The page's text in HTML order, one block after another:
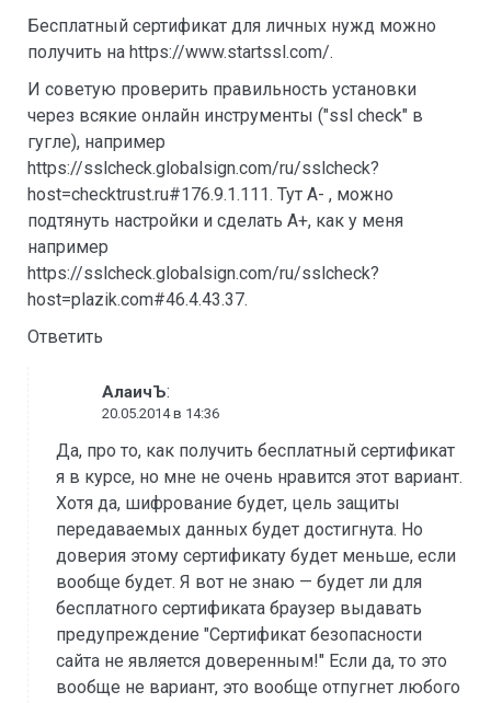
Бесплатный сертификат для личных нужд можно
получить на https://www.startssl.com/.
И советую проверить правильность установки
через всякие онлайн инструменты ("ssl check" в
гугле), например
https://sslcheck.globalsign.com/ru/sslcheck?
host=checktrust.ru#176.9.1.111. Тут А- , можно
подтянуть настройки и сделать А+, как у меня
например
https://sslcheck.globalsign.com/ru/sslcheck?
host=plazik.com#46.4.43.37.
Ответить
АлаичЪ:
20.05.2014 в 14:36
Да, про то, как получить бесплатный сертификат
я в курсе, но мне не очень нравится этот вариант.
Хотя да, шифрование будет, цель защиты
передаваемых данных будет достигнута. Но
доверия этому сертификату будет меньше, если
вообще будет. Я вот не знаю — будет ли для
бесплатного сертификата браузер выдавать
предупреждение "Сертификат безопасности
сайта не является доверенным!" Если да, то это
вообще не вариант, это вообще отпугнет любого